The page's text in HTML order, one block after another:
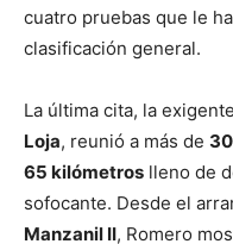
cuatro pruebas que le
clasificación general.
La última cita, la exigente
Loja, reunió a más de
65 kilómetros lleno de
sofocante. Desde el
Manzanil II, Romero